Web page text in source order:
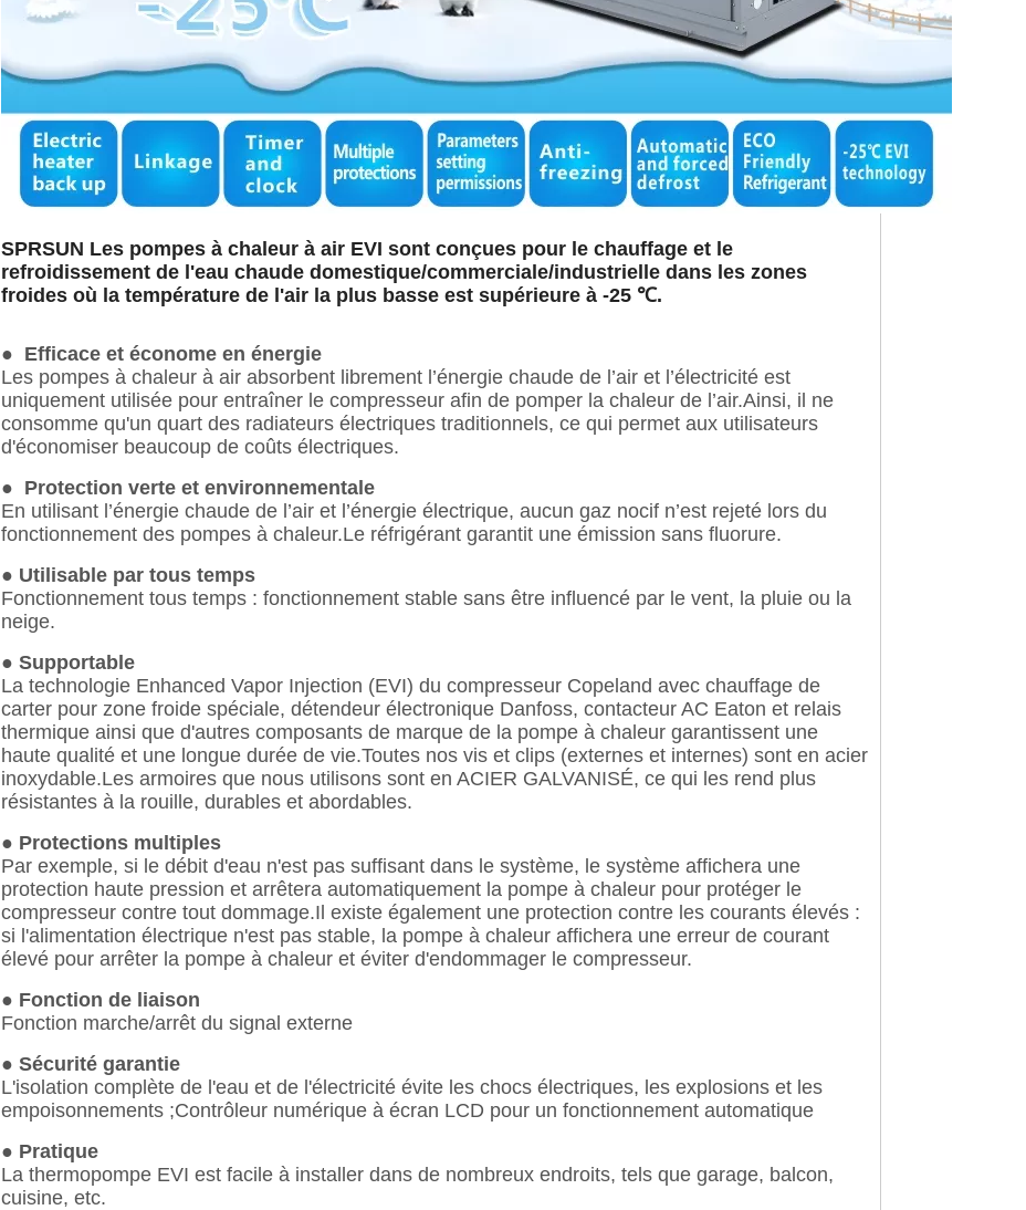
SPRSUN Les pompes à chaleur à air EVI sont conçues pour le chauffage et le
refroidissement de l'eau chaude domestique/commerciale/industrielle dans les zones
froides où la température de l'air la plus basse est supérieure à -25 ℃.
● Efficace et économe en énergie
Les pompes à chaleur à air absorbent librement l’énergie chaude de l’air et l’électricité est
uniquement utilisée pour entraîner le compresseur afin de pomper la chaleur de l’air.Ainsi, il ne
consomme qu'un quart des radiateurs électriques traditionnels, ce qui permet aux utilisateurs
d'économiser beaucoup de coûts électriques.
● Protection verte et environnementale
En utilisant l’énergie chaude de l’air et l’énergie électrique, aucun gaz nocif n’est rejeté lors du
fonctionnement des pompes à chaleur.Le réfrigérant garantit une émission sans fluorure.
● Utilisable par tous temps
Fonctionnement tous temps : fonctionnement stable sans être influencé par le vent, la pluie ou la
neige.
● Supportable
La technologie Enhanced Vapor Injection (EVI) du compresseur Copeland avec chauffage de
carter pour zone froide spéciale, détendeur électronique Danfoss, contacteur AC Eaton et relais
thermique ainsi que d'autres composants de marque de la pompe à chaleur garantissent une
haute qualité et une longue durée de vie.Toutes nos vis et clips (externes et internes) sont en acier
inoxydable.Les armoires que nous utilisons sont en ACIER GALVANISÉ, ce qui les rend plus
résistantes à la rouille, durables et abordables.
● Protections multiples
Par exemple, si le débit d'eau n'est pas suffisant dans le système, le système affichera une
protection haute pression et arrêtera automatiquement la pompe à chaleur pour protéger le
compresseur contre tout dommage.Il existe également une protection contre les courants élevés :
si l'alimentation électrique n'est pas stable, la pompe à chaleur affichera une erreur de courant
élevé pour arrêter la pompe à chaleur et éviter d'endommager le compresseur.
● Fonction de liaison
Fonction marche/arrêt du signal externe
● Sécurité garantie
L'isolation complète de l'eau et de l'électricité évite les chocs électriques, les explosions et les
empoisonnements ;Contrôleur numérique à écran LCD pour un fonctionnement automatique
● Pratique
La thermopompe EVI est facile à installer dans de nombreux endroits, tels que garage, balcon,
cuisine, etc.